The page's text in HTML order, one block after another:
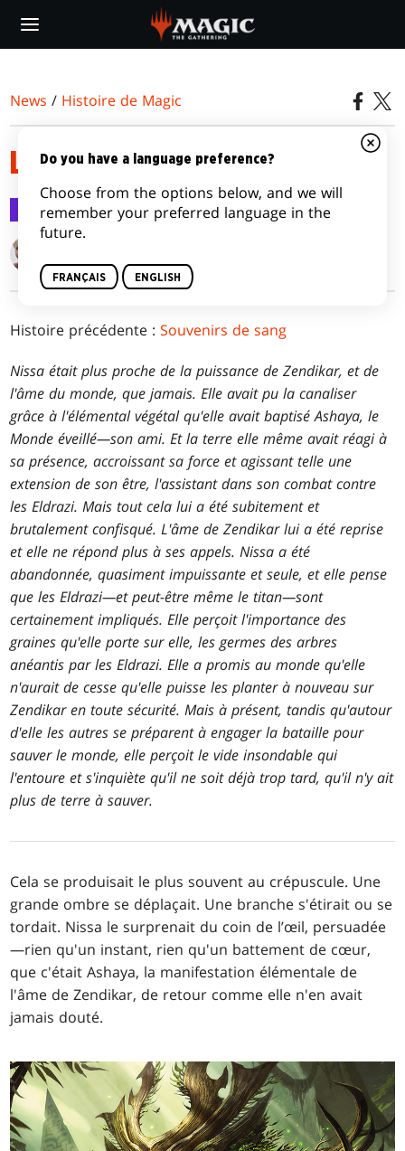
main
News / Histoire de Magic
LA QUÊTE DE NISSA
Histoire de Magic 15 mai 2024
Histoire précédente :Souvenirs de sang
Nissa était plus proche de la puissance de Zendikar, et de
l'âme du monde, que jamais. Elle avait pu la canaliser
grâce à l'élémental végétal qu'elle avait baptisé Ashaya, le
Monde éveillé—son ami. Et la terre elle même avait réagi à
sa présence, accroissant sa force et agissant telle une
extension de son être, l'assistant dans son combat contre
les Eldrazi. Mais tout cela lui a été subitement et
brutalement confisqué. L'âme de Zendikar lui a été reprise
et elle ne répond plus à ses appels. Nissa a été
abandonnée, quasiment impuissante et seule, et elle pense
que les Eldrazi—et peut-être même le titan—sont
certainement impliqués. Elle perçoit l'importance des
graines qu'elle porte sur elle, les germes des arbres
anéantis par les Eldrazi. Elle a promis au monde qu'elle
n'aurait de cesse qu'elle puisse les planter à nouveau sur
Zendikar en toute sécurité. Mais à présent, tandis qu'autour
d'elle les autres se préparent à engager la bataille pour
sauver le monde, elle perçoit le vide insondable qui
l'entoure et s'inquiète qu'il ne soit déjà trop tard, qu'il n'y ait
plus de terre à sauver.
Cela se produisait le plus souvent au crépuscule. Une
grande ombre se déplaçait. Une branche s'étirait ou se
tordait. Nissa le surprenait du coin de l’œil, persuadée
—rien qu'un instant, rien qu'un battement de cœur,
que c'était Ashaya, la manifestation élémentale de
l'âme de Zendikar, de retour comme elle n'en avait
jamais douté.
Do you have a language preference?
Choose from the options below, and we will
remember your preferred language in the
future.
FRANÇAIS ENGLISH